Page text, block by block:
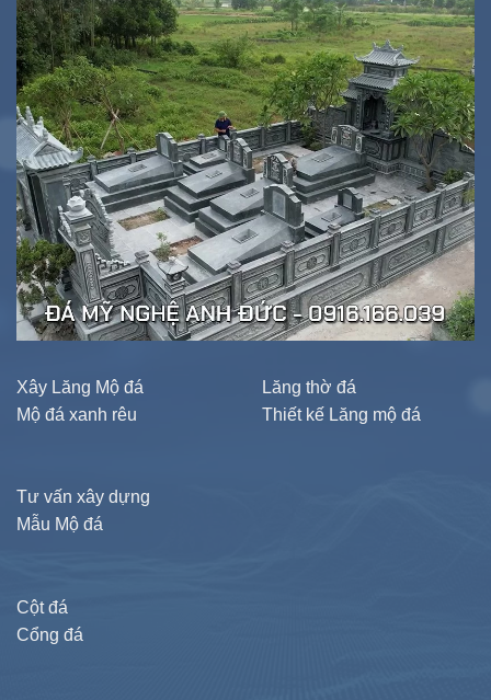
Xây Lăng Mộ đá
Mộ đá xanh rêu
Lăng thờ đá
Thiết kế Lăng mộ đá
Tư vấn xây dựng
Mẫu Mộ đá
Cột đá
Cổng đá